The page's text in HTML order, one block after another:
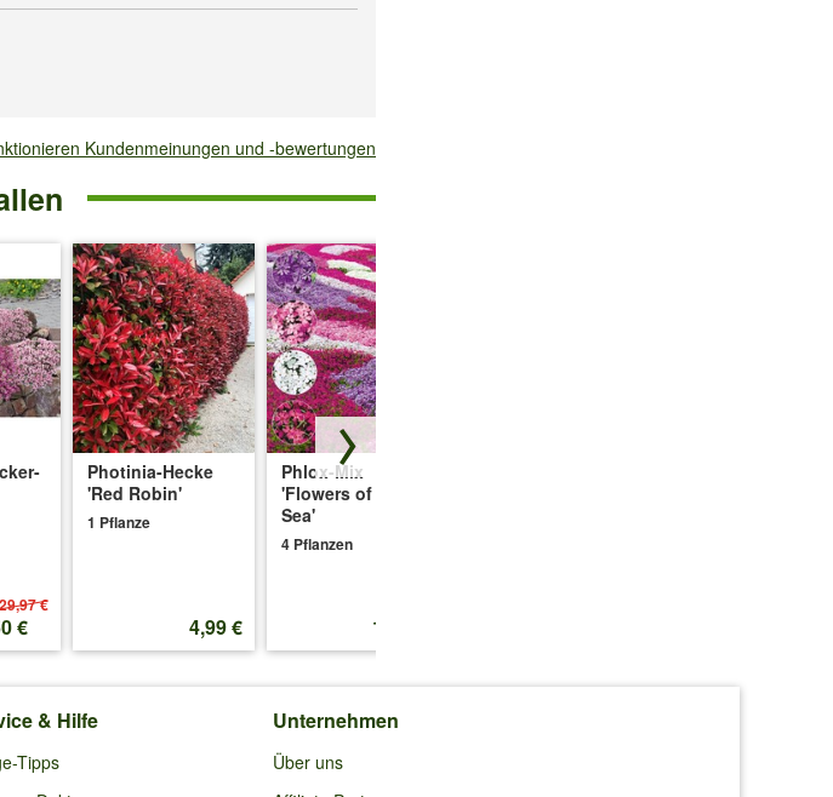
Kundenmeinungen und -bewertungen
29,97 €
€
Photinia-Hecke
'Red Robin'
1 Pflanze
4,99 €
Phlox-Mix
'Flowers of the
Sea'
4 Pflanzen
11,99 €
& Hilfe
Tipps
Unternehmen
Über uns